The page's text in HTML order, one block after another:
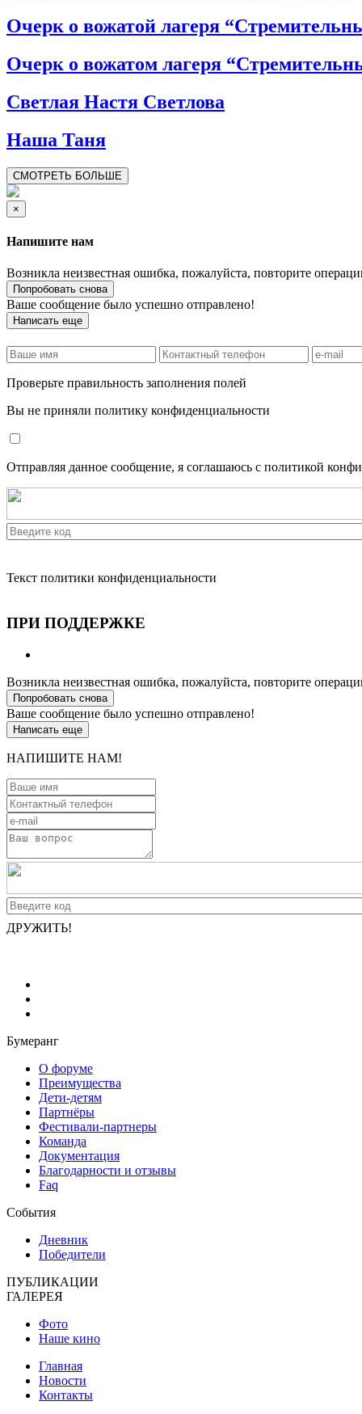
Очерк о вожатой лагеря
Очерк о вожатом лагеря
Светлая Настя Светлова
Наша Таня
СМОТРЕТЬ БОЛЬШЕ
×
Напишите нам
Возникла неизвестная ошибка, пожалуйста, повторите
Попробовать снова
Ваше сообщение было успешно отправлено!
Написать еще
Проверьте правильность заполнения полей
Вы не приняли политику конфиденциальности
Отправляя данное сообщение, я соглашаюсь с политикой
Текст политики конфиденциальности
ПРИ ПОДДЕРЖКЕ
Возникла неизвестная ошибка, пожалуйста, повторите
Попробовать снова
Ваше сообщение было успешно отправлено!
Написать еще
НАПИШИТЕ НАМ!
ДРУЖИТЬ!
Бумеранг
О форуме
Преимущества
Дети-детям
Партнёры
Фестивали-партнеры
Команда
Документация
Благодарности и отзывы
Faq
События
Дневник
Победители
ПУБЛИКАЦИИ
ГАЛЕРЕЯ
Фото
Наше кино
Главная
Новости
Контакты